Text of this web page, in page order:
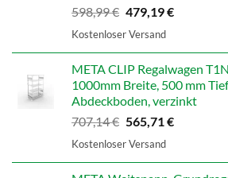
598,99€ Ursprünglicher
Preis
479,19€Aktueller
Kostenloser Versand
META CLIP Regalwagen
1000mm Breite, 500 mm
Abdeckboden, verzinkt
707,14€ Ursprünglicher
Preis
565,71€Aktueller
Kostenloser Versand